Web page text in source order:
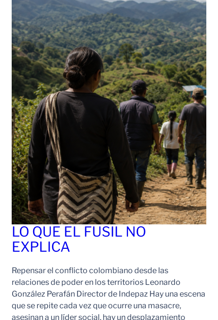
LO QUE EL FUSIL NO
EXPLICA
Repensar el conflicto colombiano desde las
relaciones de poder en los territorios Leonardo
González Perafán Director de Indepaz Hay una escena
que se repite cada vez que ocurre una masacre,
asesinan a un líder social, hay un desplazamiento